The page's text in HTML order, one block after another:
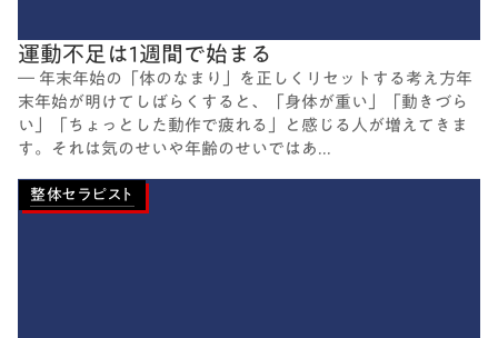
運動不足は1週間で始まる
― 年末年始の「体のなまり」を正しくリセットする考え方年
末年始が明けてしばらくすると、「身体が重い」「動きづら
い」「ちょっとした動作で疲れる」と感じる人が増えてきま
す。それは気のせいや年齢のせいではあ...
整体セラピスト